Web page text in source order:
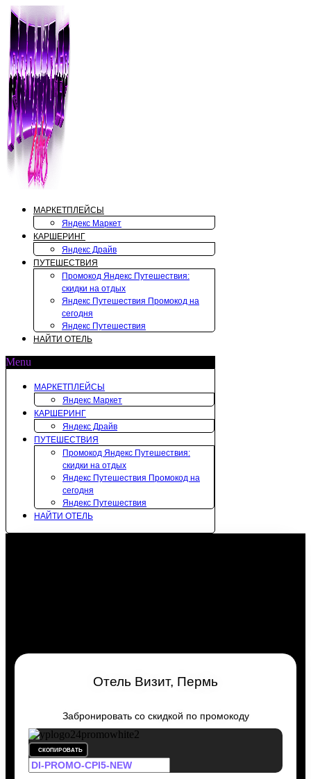
Перейти
содержимому
МАРКЕТПЛЕЙСЫ
Яндекс Маркет
КАРШЕРИНГ
Яндекс Драйв
ПУТЕШЕСТВИЯ
Промокод Яндекс Путешествия:
скидки на отдых
Яндекс Путешествия Промокод на
сегодня
Яндекс Путешествия
НАЙТИ ОТЕЛЬ
Menu
МАРКЕТПЛЕЙСЫ
Яндекс Маркет
КАРШЕРИНГ
Яндекс Драйв
ПУТЕШЕСТВИЯ
Промокод Яндекс Путешествия:
скидки на отдых
Яндекс Путешествия Промокод на
сегодня
Яндекс Путешествия
НАЙТИ ОТЕЛЬ
Отель Визит, Пермь
Забронировать со скидкой по промокоду
СКОПИРОВАТЬ